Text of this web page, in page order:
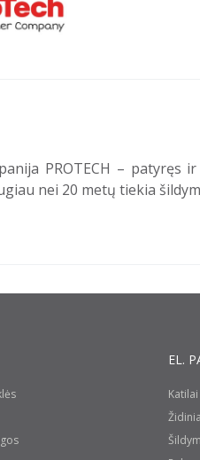
PROTECH – patyręs
nei 20 metų tiekia
EL.